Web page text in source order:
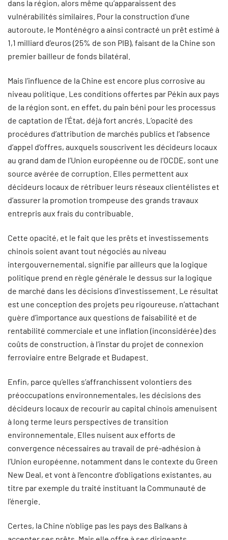
dans la région, alors même qu’apparaissent des
vulnérabilités similaires. Pour la construction d’une
autoroute, le Monténégro a ainsi contracté un prêt estimé à
1,1 milliard d’euros (25% de son PIB), faisant de la Chine son
premier bailleur de fonds bilatéral.
Mais l’influence de la Chine est encore plus corrosive au
niveau politique. Les conditions offertes par Pékin aux pays
de la région sont, en effet, du pain béni pour les processus
de captation de l’État, déjà fort ancrés. L’opacité des
procédures d’attribution de marchés publics et l’absence
d’appel d’offres, auxquels souscrivent les décideurs locaux
au grand dam de l’Union européenne ou de l’OCDE, sont une
source avérée de corruption. Elles permettent aux
décideurs locaux de rétribuer leurs réseaux clientélistes et
d’assurer la promotion trompeuse des grands travaux
entrepris aux frais du contribuable.
Cette opacité, et le fait que les prêts et investissements
chinois soient avant tout négociés au niveau
intergouvernemental, signifie par ailleurs que la logique
politique prend en règle générale le dessus sur la logique
de marché dans les décisions d’investissement. Le résultat
est une conception des projets peu rigoureuse, n’attachant
guère d’importance aux questions de faisabilité et de
rentabilité commerciale et une inflation (inconsidérée) des
coûts de construction, à l’instar du projet de connexion
ferroviaire entre Belgrade et Budapest.
Enfin, parce qu’elles s’affranchissent volontiers des
préoccupations environnementales, les décisions des
décideurs locaux de recourir au capital chinois amenuisent
à long terme leurs perspectives de transition
environnementale. Elles nuisent aux efforts de
convergence nécessaires au travail de pré-adhésion à
l’Union européenne, notamment dans le contexte du Green
New Deal, et vont à l’encontre d’obligations existantes, au
titre par exemple du traité instituant la Communauté de
l’énergie.
Certes, la Chine n’oblige pas les pays des Balkans à